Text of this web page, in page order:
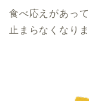
食べ応えがあっ
止まらなくなりま